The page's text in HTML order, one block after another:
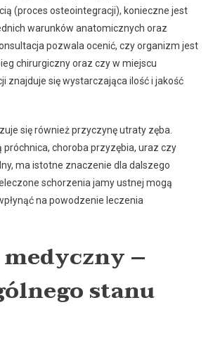
(proces osteointegracji), konieczne jest
warunków anatomicznych oraz
pozwala ocenić, czy organizm jest
chirurgiczny oraz czy w miejscu
znajduje się wystarczająca ilość i jakość
się również przyczynę utraty zęba.
próchnica, choroba przyzębia, uraz czy
ma istotne znaczenie dla dalszego
schorzenia jamy ustnej mogą
na powodzenie leczenia
–
stanu